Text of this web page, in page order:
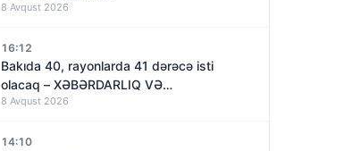
8 Avqust 2026
16:12
Bakıda 40, rayonlarda 41 dərəcə isti
olacaq – XƏBƏRDARLIQ VƏ…
8 Avqust 2026
14:10